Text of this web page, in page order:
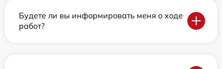
Будете ли вы информировать меня о ходе
работ?